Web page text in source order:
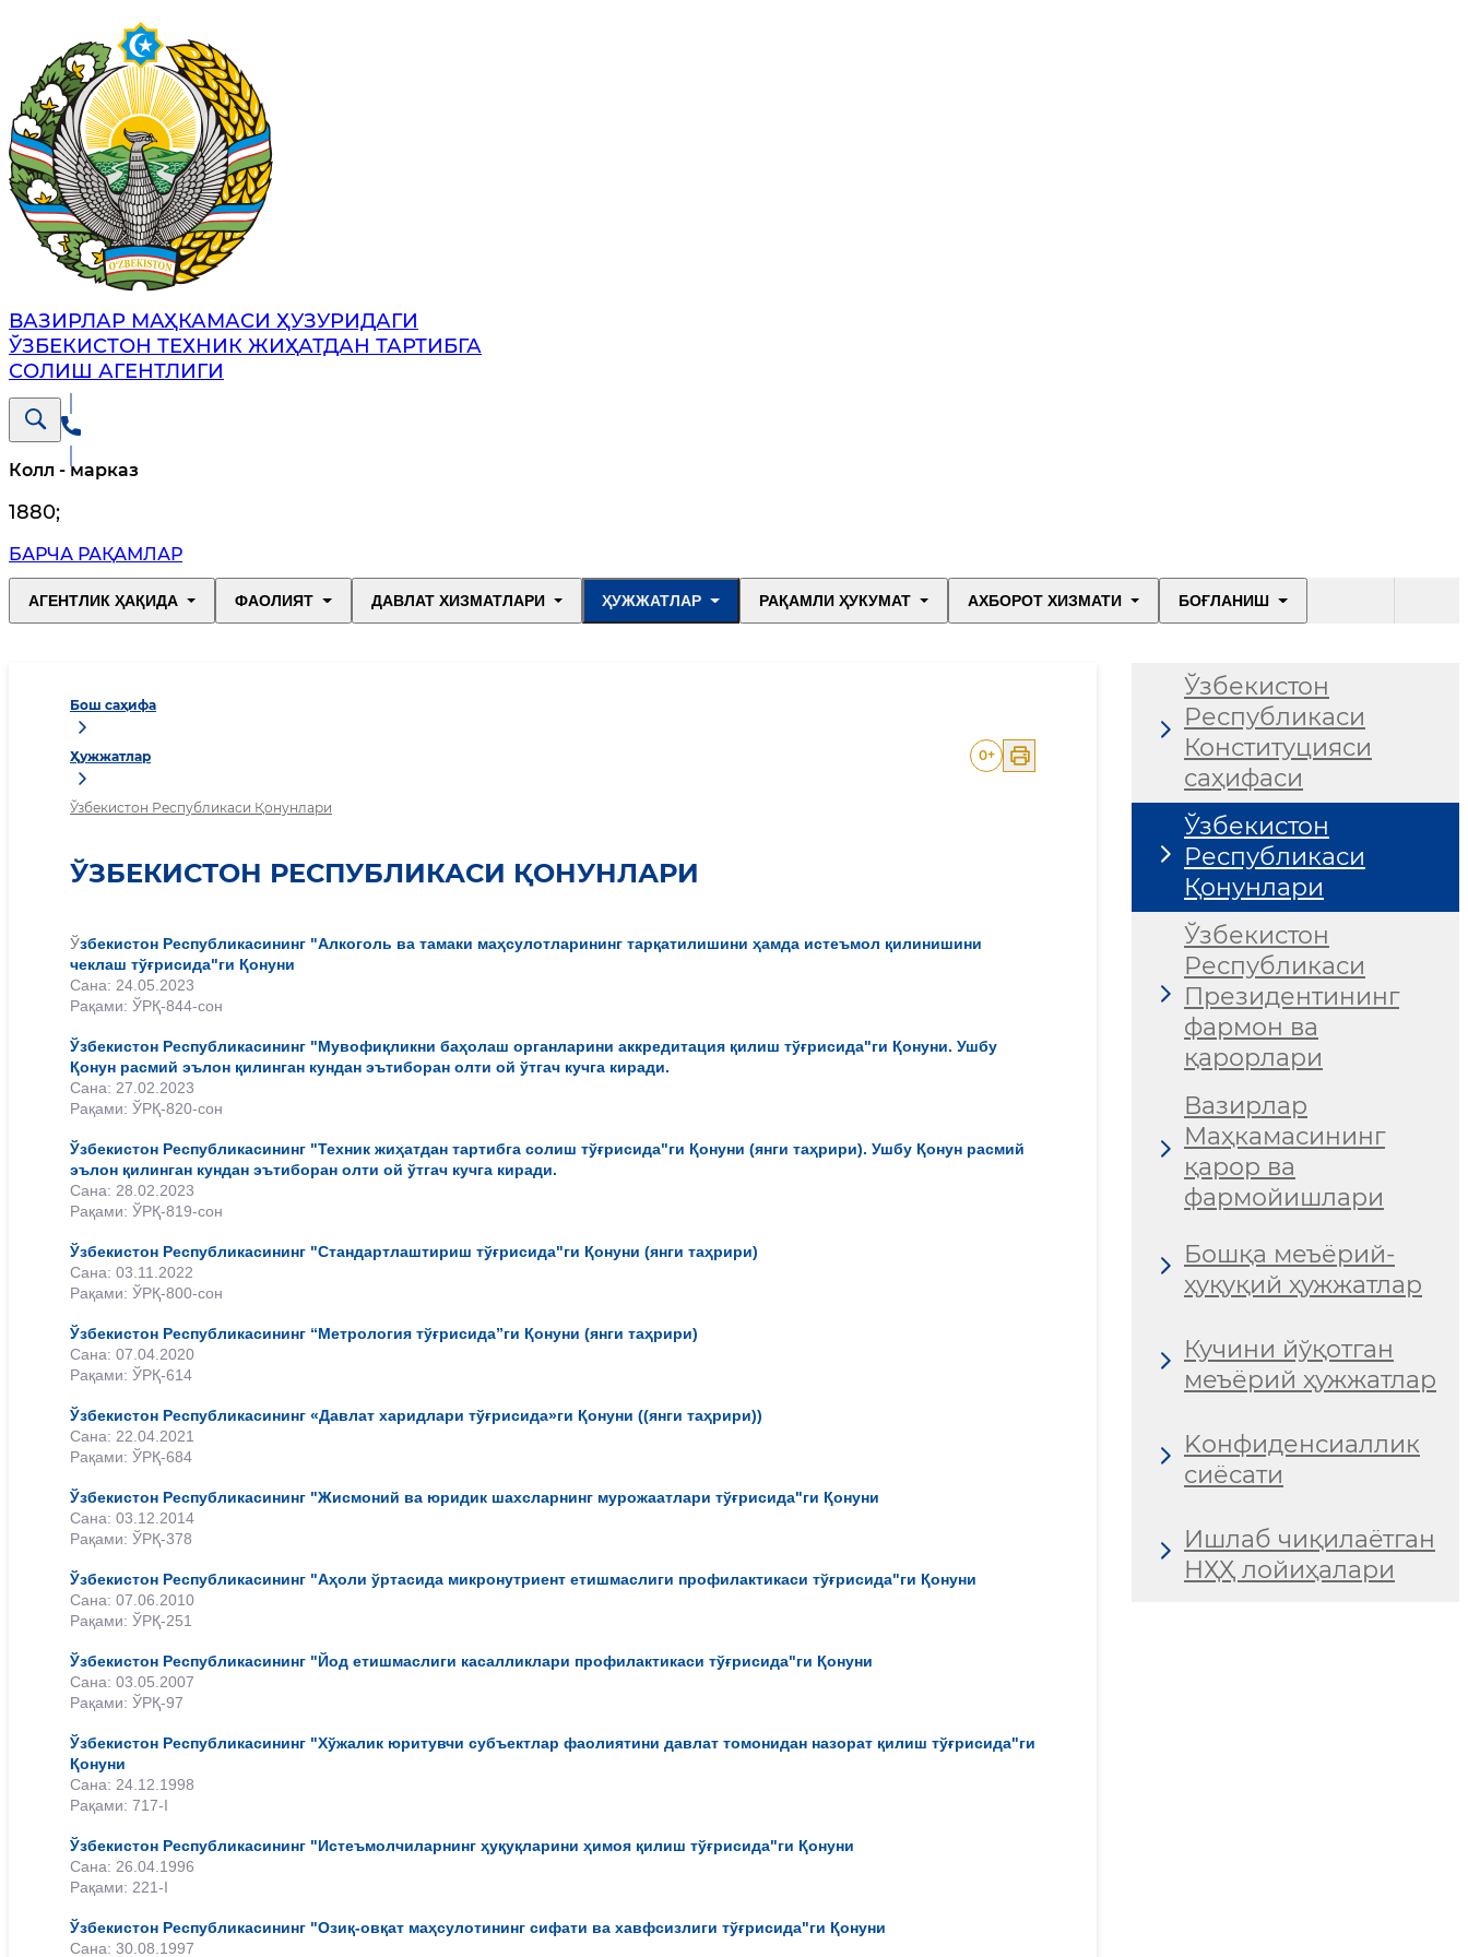
ВАЗИРЛАР МАҲКАМАСИ ҲУЗУРИДАГИ
ЎЗБЕКИСТОН ТЕХНИК ЖИҲАТДАН ТАРТИБГА
СОЛИШ АГЕНТЛИГИ
Колл - марказ
1880;
БАРЧА РАҚАМЛАР
АГЕНТЛИК ҲАҚИДА ФАОЛИЯТ ДАВЛАТ ХИЗМАТЛАРИ ҲУЖЖАТЛАР РАҚАМЛИ ҲУКУМАТ АХБОРОТ ХИЗМАТИ БОҒЛАНИШ
Бош саҳифа
Ҳужжатлар
Ўзбекистон Республикаси Қонунлари
0+
ЎЗБЕКИСТОН РЕСПУБЛИКАСИ ҚОНУНЛАРИ
Ўзбекистон Республикасининг "Алкоголь ва тамаки маҳсулотларининг тарқатилишини ҳамда истеъмол қилинишини
чеклаш тўғрисида"ги Қонуни
Сана: 24.05.2023
Рақами: ЎРҚ-844-сон
Ўзбекистон Республикасининг "Мувофиқликни баҳолаш органларини аккредитация қилиш тўғрисида"ги Қонуни. Ушбу
Қонун расмий эълон қилинган кундан эътиборан олти ой ўтгач кучга киради.
Сана: 27.02.2023
Рақами: ЎРҚ-820-сон
Ўзбекистон Республикасининг "Техник жиҳатдан тартибга солиш тўғрисида"ги Қонуни (янги таҳрири). Ушбу Қонун расмий
эълон қилинган кундан эътиборан олти ой ўтгач кучга киради.
Сана: 28.02.2023
Рақами: ЎРҚ-819-сон
Ўзбекистон Республикасининг "Стандартлаштириш тўғрисида"ги Қонуни (янги таҳрири)
Сана: 03.11.2022
Рақами: ЎРҚ-800-сон
Ўзбекистон Республикасининг “Метрология тўғрисида”ги Қонуни (янги таҳрири)
Сана: 07.04.2020
Рақами: ЎРҚ-614
Ўзбекистон Республикасининг «Давлат харидлари тўғрисида»ги Қонуни ((янги таҳрири))
Сана: 22.04.2021
Рақами: ЎРҚ-684
Ўзбекистон Республикасининг "Жисмоний ва юридик шахсларнинг мурожаатлари тўғрисида"ги Қонуни
Сана: 03.12.2014
Рақами: ЎРҚ-378
Ўзбекистон Республикасининг "Аҳоли ўртасида микронутриент етишмаслиги профилактикаси тўғрисида"ги Қонуни
Сана: 07.06.2010
Рақами: ЎРҚ-251
Ўзбекистон Республикасининг "Йод етишмаслиги касалликлари профилактикаси тўғрисида"ги Қонуни
Сана: 03.05.2007
Рақами: ЎРҚ-97
Ўзбекистон Республикасининг "Хўжалик юритувчи субъектлар фаолиятини давлат томонидан назорат қилиш тўғрисида"ги
Қонуни
Сана: 24.12.1998
Рақами: 717-I
Ўзбекистон Республикасининг "Истеъмолчиларнинг ҳуқуқларини ҳимоя қилиш тўғрисида"ги Қонуни
Сана: 26.04.1996
Рақами: 221-I
Ўзбекистон Республикасининг "Озиқ-овқат маҳсулотининг сифати ва хавфсизлиги тўғрисида"ги Қонуни
Сана: 30.08.1997
Ўзбекистон
Республикаси
Конституцияси
саҳифаси
Ўзбекистон
Республикаси
Қонунлари
Ўзбекистон
Республикаси
Президентининг
фармон ва
қарорлари
Вазирлар
Маҳкамасининг
қарор ва
фармойишлари
Бошқа меъёрий-
ҳуқуқий ҳужжатлар
Кучини йўқотган
меъёрий ҳужжатлар
Kонфиденсиаллик
сиёсати
Ишлаб чиқилаётган
НҲҲ лойиҳалари